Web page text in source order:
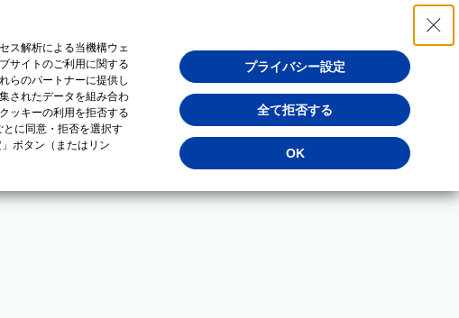
ス解析による当機構ウェ
サイトのご利用に関する
らのパートナーに提供し
されたデータを組み合わ
ッキーの利用を拒否する
に同意・拒否を選択す
ボタン（またはリン
プライバシー設定
全て拒否する
OK